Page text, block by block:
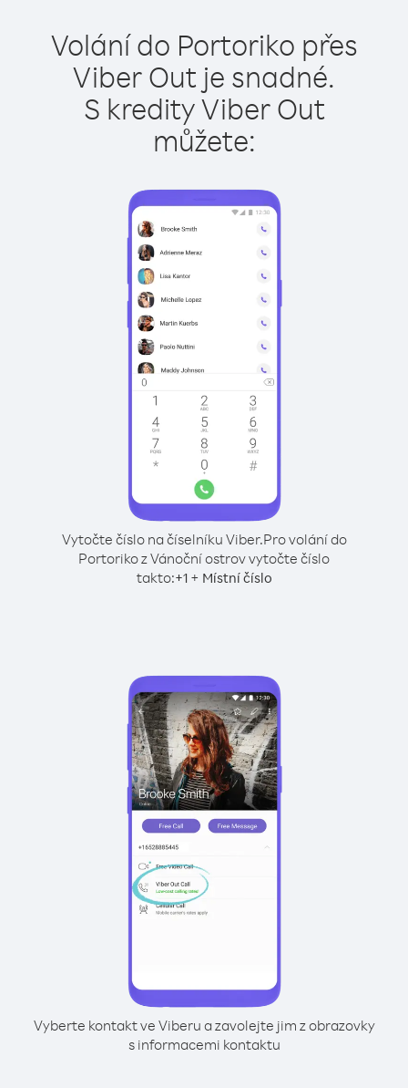
Volání do Portoriko přes
Viber Out je snadné.
S kredity Viber Out
můžete:
Vytočte číslo na číselníku Viber.Pro volání do
Portoriko z Vánoční ostrov vytočte číslo
takto:+1+ Místní číslo
Vyberte kontakt ve Viberu a zavolejte jim z obrazovky
s informacemi kontaktu